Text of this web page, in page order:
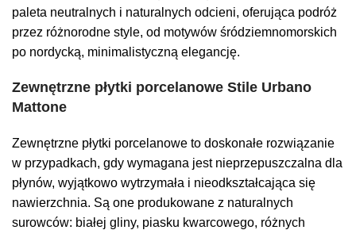
paleta neutralnych i naturalnych odcieni, oferująca podróż
przez różnorodne style, od motywów śródziemnomorskich
po nordycką, minimalistyczną elegancję.
Zewnętrzne płytki porcelanowe Stile Urbano
Mattone
Zewnętrzne płytki porcelanowe to doskonałe rozwiązanie
w przypadkach, gdy wymagana jest nieprzepuszczalna dla
płynów, wyjątkowo wytrzymała i nieodkształcająca się
nawierzchnia. Są one produkowane z naturalnych
surowców: białej gliny, piasku kwarcowego, różnych